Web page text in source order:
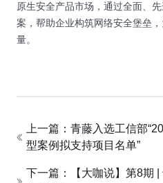
原生安全产品市场，通过全面、
案，帮助企业构筑网络安全堡垒
量。
上一篇：青藤入选工信部
型案例拟支持项目名单”
下一篇：【大咖说】第8期